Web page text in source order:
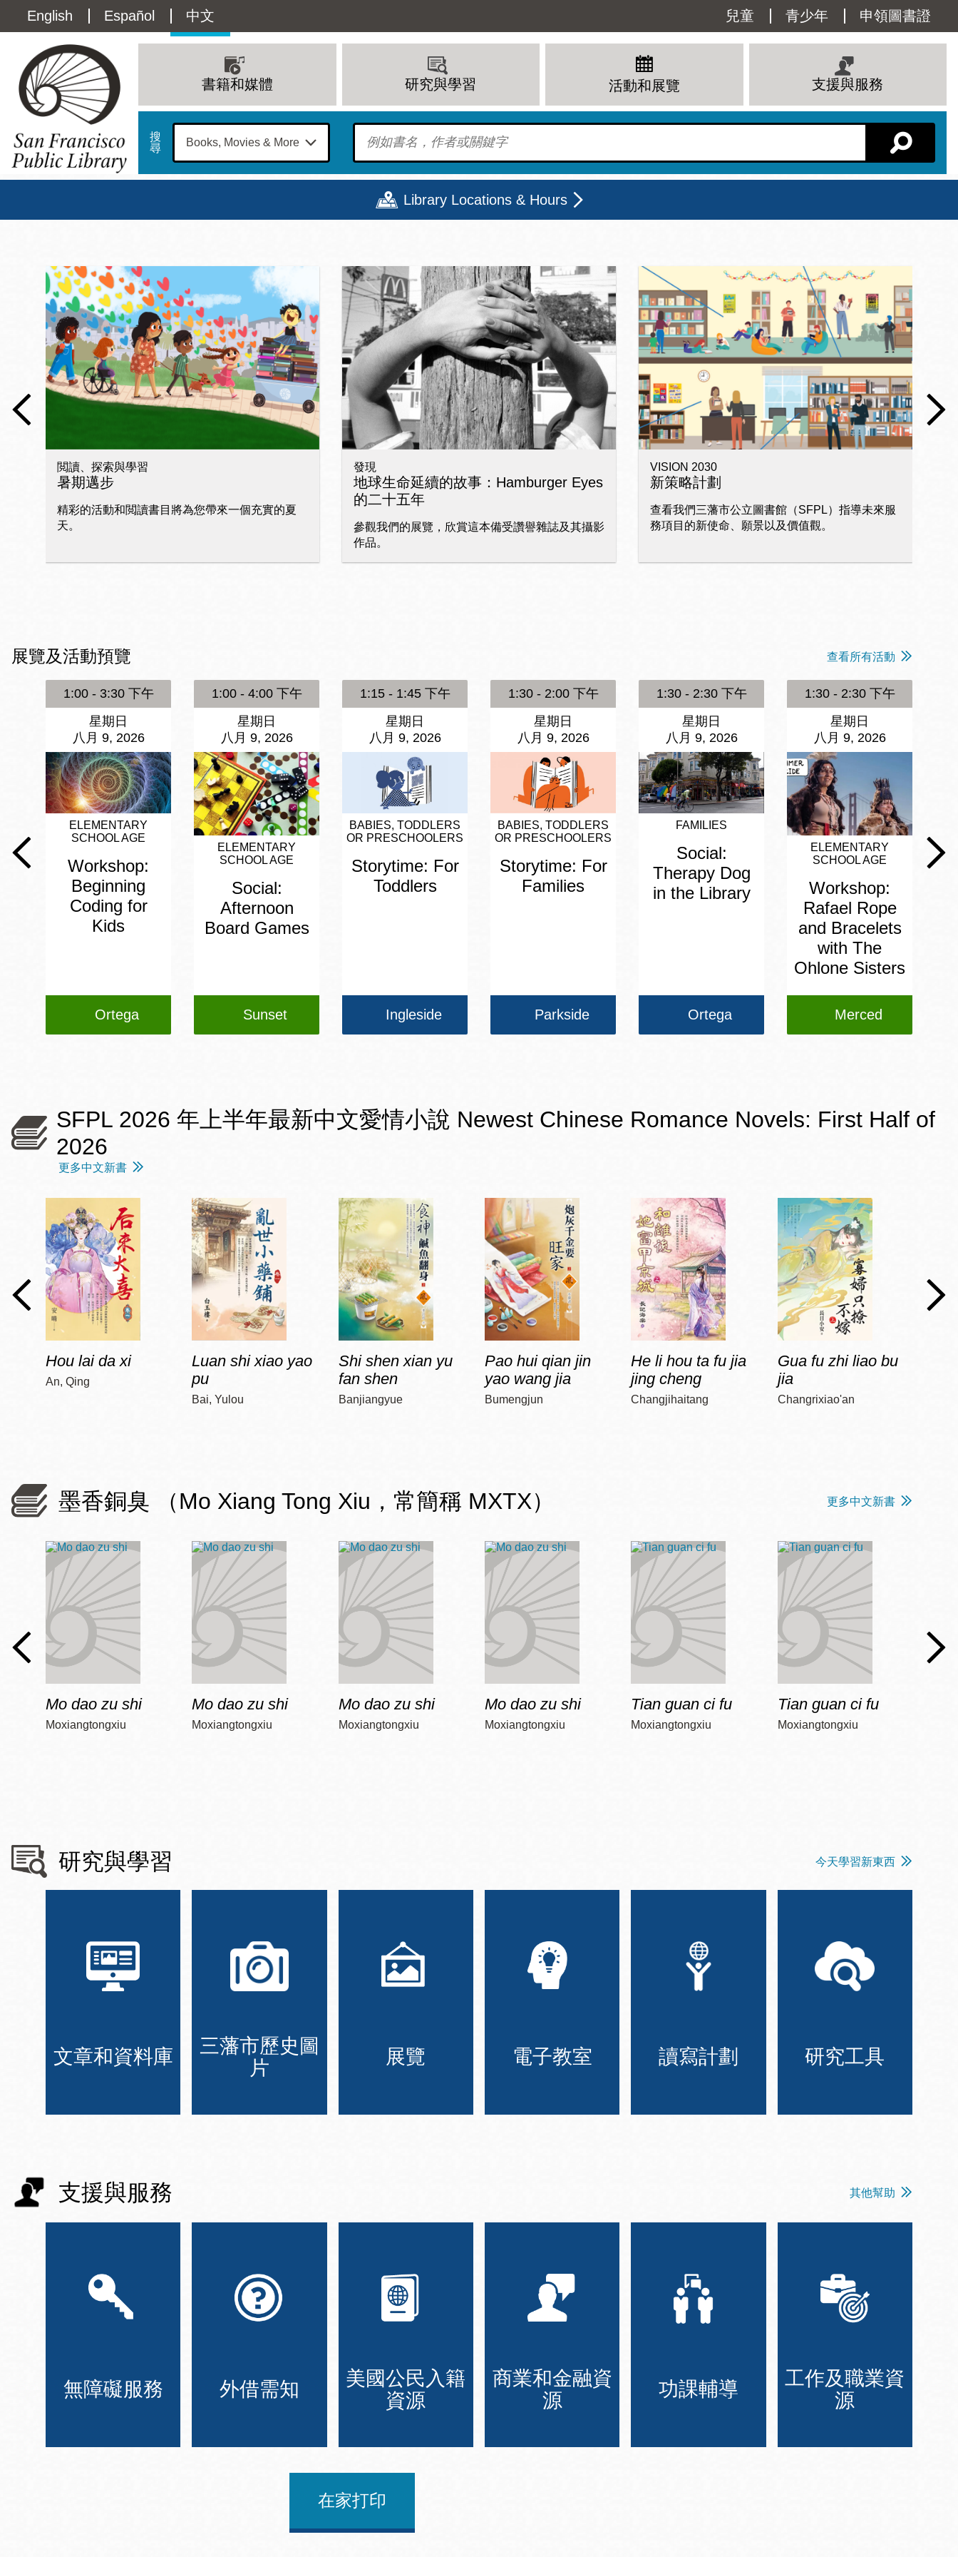
主
Language
switcher
(Content)
English Español 中文
Utility
Menu
兒童 青少年 申領圖書證
navigation
書籍和媒體 研究與學習 活動和展覽 支援與服務
搜
尋
To find?
Library Locations & Hours
Address
100
Larkin
Street
San
Francisco,
CA 94102
星期日
12 下午 - 6 下午
9 上午 - 6 下午
9 上午 - 8 下午
星期三
9 上午 - 8 下午
星期四
9 上午 - 8 下午
星期五
12 下午 - 6 下午
星期六
10 上午 - 6 下午
查看所有
總圖書館
Anza 圖書分館
Brooks-Burton
灣景區圖書分館
Chinatown 華埠/
麥禮謙圖書分館
Eureka Valley 尤
里卡谷/Harvey
Milk 紀念圖書分
館
Excelsior圖書分
Glen Park 格倫
公園區圖書分館
Golden Gate
Valley 圖書分館
Mission Bay 米
慎灣區圖書分館
Noe Valley
/Sally Brunn 諾
谷區圖書分館
North Beach北
Ocean View 海
景區圖書分館
OMI 流動圖書館
Park 圖書分館
圖書分館
Potrero 寳翠麗
山圖書分館
Presidio 普西迪
奧圖書分館
Richmond/參議
員 Milton Marks
列治文區圖書分
書分館
West Portal 圖
Addition 西增區
圖書分館
流動圖書館/ 流
三藩市公立圖書館主頁
閲讀、探索與學習
暑期邁步
精彩的活動和閲讀書目將為您帶來一個充實的夏
天。
發現
地球生命延續的故事：Hamburger Eyes
的二十五年
參觀我們的展覽，欣賞這本備受讚譽雜誌及其攝影
作品。
VISION 2030
新策略計劃
查看我們三藩市公立圖書館（SFPL）指導未來服
務項目的新使命、願景以及價值觀。
展覽及活動預覽 查看所有活動
1:00 - 3:30 下午
星期日
八月 9, 2026
ELEMENTARY
SCHOOL AGE
Workshop:
Beginning
Coding for
Kids
Ortega
1:00 - 4:00 下午
星期日
八月 9, 2026
ELEMENTARY
SCHOOL AGE
Social:
Afternoon
Board Games
Sunset
1:15 - 1:45 下午
星期日
八月 9, 2026
BABIES, TODDLERS
OR PRESCHOOLERS
Storytime: For
Toddlers
Ingleside
1:30 - 2:00 下午
星期日
八月 9, 2026
BABIES, TODDLERS
OR PRESCHOOLERS
Storytime: For
Families
Parkside
1:30 - 2:30 下午
星期日
八月 9, 2026
FAMILIES
Social:
Therapy Dog
in the Library
Ortega
1:30 - 2:30 下午
星期日
八月 9, 2026
ELEMENTARY
SCHOOL AGE
Workshop:
Rafael Rope
and Bracelets
with The
Ohlone Sisters
Merced
SFPL 2026 年上半年最新中文愛情小說 Newest Chinese Romance Novels: First Half of
2026
更多中文新書
Hou lai da xi
An, Qing
Luan shi xiao yao
pu
Bai, Yulou
Shi shen xian yu
fan shen
Banjiangyue
Pao hui qian jin
yao wang jia
Bumengjun
He li hou ta fu jia
jing cheng
Changjihaitang
Gua fu zhi liao bu
jia
Changrixiao'an
墨香銅臭 （Mo Xiang Tong Xiu，常簡稱 MXTX） 更多中文新書
Mo dao zu shi
Moxiangtongxiu
Mo dao zu shi
Moxiangtongxiu
Mo dao zu shi
Moxiangtongxiu
Mo dao zu shi
Moxiangtongxiu
Tian guan ci fu
Moxiangtongxiu
Tian guan ci fu
Moxiangtongxiu
研究與學習 今天學習新東西
文章和資料庫
三藩市歷史圖
片
展覽 電子教室 讀寫計劃 研究工具
支援與服務 其他幫助
無障礙服務 外借需知
美國公民入籍
資源
商業和金融資
源
功課輔導
工作及職業資
源
在家打印